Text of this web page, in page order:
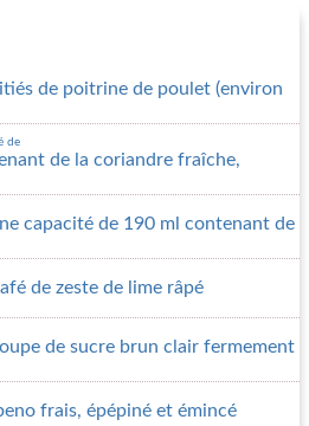
de poitrine de poulet (environ
de
de la coriandre fraîche,
capacité de 190 ml contenant de
de zeste de lime râpé
de sucre brun clair fermement
frais, épépiné et émincé